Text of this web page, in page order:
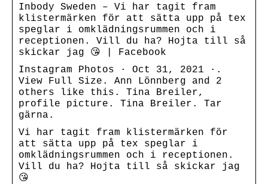
Inbody Sweden – Vi har tagit fram
klistermärken för att sätta upp på tex
speglar i omklädningsrummen och i
receptionen. Vill du ha? Hojta till så
skickar jag 😘 | Facebook
Instagram Photos · Oct 31, 2021 ·.
View Full Size. Ann Lönnberg and 2
others like this. Tina Breiler,
profile picture. Tina Breiler. Tar
gärna.
Vi har tagit fram klistermärken för
att sätta upp på tex speglar i
omklädningsrummen och i receptionen.
Vill du ha? Hojta till så skickar jag
😘